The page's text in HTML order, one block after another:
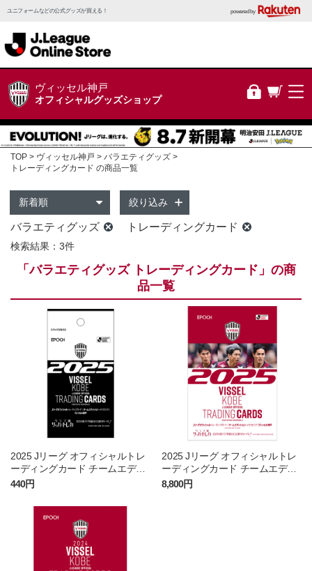
ユニフォームなどの公式グッズが買える！ powered by
ヴィッセル神戸
オフィシャルグッズショップ
TOP ヴィッセル神戸
バラエティグッズ
トレーディングカード の商品一覧
絞り込み
バラエティグッズ トレーディングカード
検索結果：3件
「バラエティグッズ トレーディングカード」の商
品一覧
2025 Jリーグ オフィシャルトレ
ーディングカード チームエディ
ション・メモラビリア ヴィッ
440円
2025 Jリーグ オフィシャルトレ
ーディングカード チームエディ
ション・メモラビリア ヴィッ
8,800円